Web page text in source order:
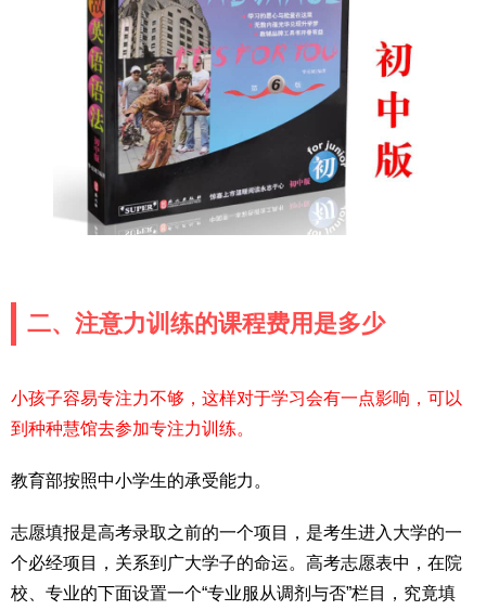
二、注意力训练的课程费用是多少
小孩子容易专注力不够，这样对于学习会有一点影响，可以
到种种慧馆去参加专注力训练。
教育部按照中小学生的承受能力。
志愿填报是高考录取之前的一个项目，是考生进入大学的一
个必经项目，关系到广大学子的命运。高考志愿表中，在院
校、专业的下面设置一个“专业服从调剂与否”栏目，究竟填